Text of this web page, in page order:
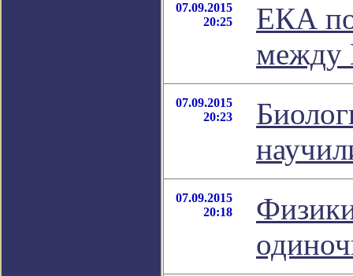
07.09.2015
20:25
ЕКА
между
07.09.2015
20:23
07.09.2015
20:18